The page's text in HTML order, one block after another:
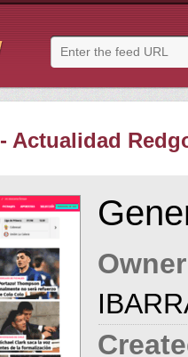
- Actualidad